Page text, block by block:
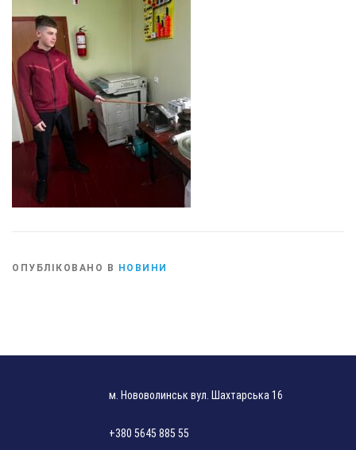
ОПУБЛІКОВАНО В НОВИНИ
м. Нововолинськ вул. Шахтарська 16
+380 5645 885 55